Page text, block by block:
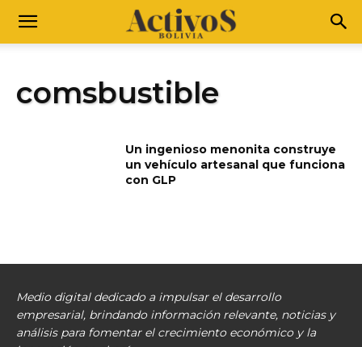
comsbustible
Un ingenioso menonita construye
un vehículo artesanal que funciona
con GLP
Medio digital dedicado a impulsar el desarrollo
empresarial, brindando información relevante, noticias y
análisis para fomentar el crecimiento económico y la